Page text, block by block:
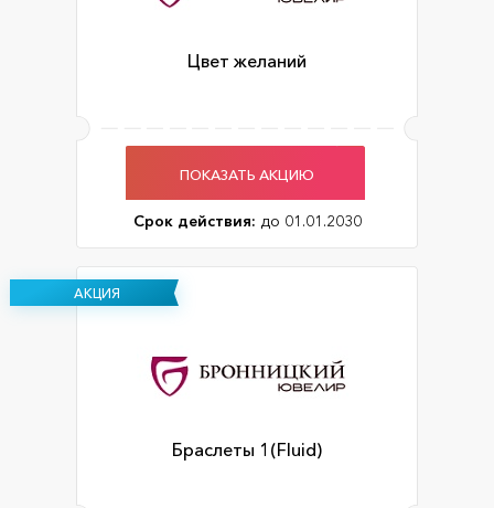
Цвет желаний
ПОКАЗАТЬ АКЦИЮ
Срок действия: до 01.01.2030
АКЦИЯ
Браслеты 1(Fluid)